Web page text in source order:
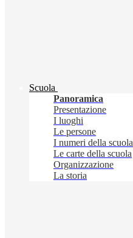
Scuola
Panoramica
Presentazione
I luoghi
Le persone
I numeri della scuola
Le carte della scuola
Organizzazione
La storia